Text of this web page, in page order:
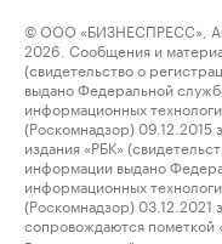
© ООО «БИЗНЕСПРЕСС»,
2026. Сообщения и
(свидетельство о
выдано Федеральной
информационных
(Роскомнадзор)
издания «РБК»
информации выдано
информационных
(Роскомнадзор)
сопровождаются пометкой